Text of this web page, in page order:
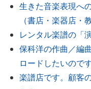
生きた音楽表現へ
（書店・楽器店・
レンタル楽譜の「
保科洋の作曲／編
ロードしたいのです
楽譜店です。顧客